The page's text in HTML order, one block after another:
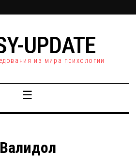
UPDATE
из мира психологии
☰
Валидол